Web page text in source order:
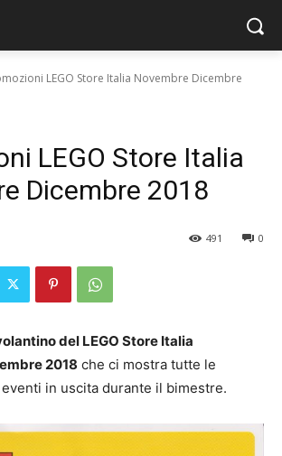
LEGO Store Italia Novembre Dicembre
LEGO Store Italia
Dicembre 2018
0
491
del LEGO Store Italia
2018 che ci mostra tutte le
in uscita durante il bimestre.